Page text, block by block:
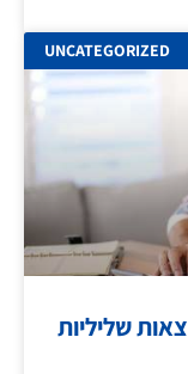
UNCATEGORIZED
שליליות